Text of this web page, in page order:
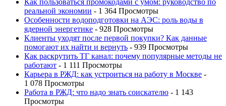
реальной экономии - 1 364 Просмотры
Особенности водоподготовки на АЭС: роль воды в
ядерной энергетике - 928 Просмотры
Клиенты уходят после первой покупки? Как данные
помогают их найти и вернуть - 939 Просмотры
Как раскрутить ТГ канал: почему популярные методы не
работают - 1 111 Просмотры
Карьера в РЖД: как устроиться на работу в Москве -
1 078 Просмотры
Работа в РЖД: что надо знать соискателю - 1 143
Просмотры